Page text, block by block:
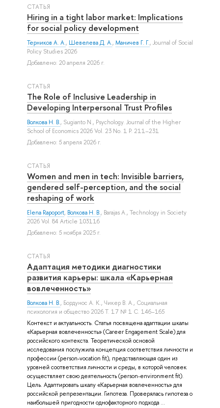
СТАТЬЯ
Hiring in a tight labor market: Implications
for social policy development
Терников А. А., Шевелева Д. А., Маничев Г. Г., Journal of Social
Policy Studies 2026
Добавлено: 20 апреля 2026 г.
СТАТЬЯ
The Role of Inclusive Leadership in
Developing Interpersonal Trust Profiles
Волкова Н. В., Sugianto N., Psychology. Journal of the Higher
School of Economics 2026 Vol. 23 No. 1 P. 211–231
Добавлено: 5 апреля 2026 г.
СТАТЬЯ
Women and men in tech: Invisible barriers,
gendered self-perception, and the social
reshaping of work
Elena Rapoport, Волкова Н. В., Barajas A., Technology in Society
2026 Vol. 84 Article 103116
Добавлено: 5 ноября 2025 г.
СТАТЬЯ
Адаптация методики диагностики
развития карьеры: шкала «Карьерная
вовлеченность»
Волкова Н. В., Бордунос А. К., Чикер В. А., Социальная
психология и общество 2026 Т. 17 № 1 С. 146–165
Контекст и актуальность. Статья посвящена адаптации шкалы
«Карьерная вовлеченность» (Career Engagement Scale) для
российского контекста. Теоретической основой
исследования послужила концепция соответствия личности и
профессии (person-vocation fit), представляющая один из
уровней соответствия личности и среды, в которой человек
осуществляет свою деятельность (person-environment fit).
Цель. Адаптировать шкалу «Карьерная вовлеченность» для
российской репрезентации. Гипотеза. Проверялась гипотеза о
наибольшей пригодности однофакторного подхода ...